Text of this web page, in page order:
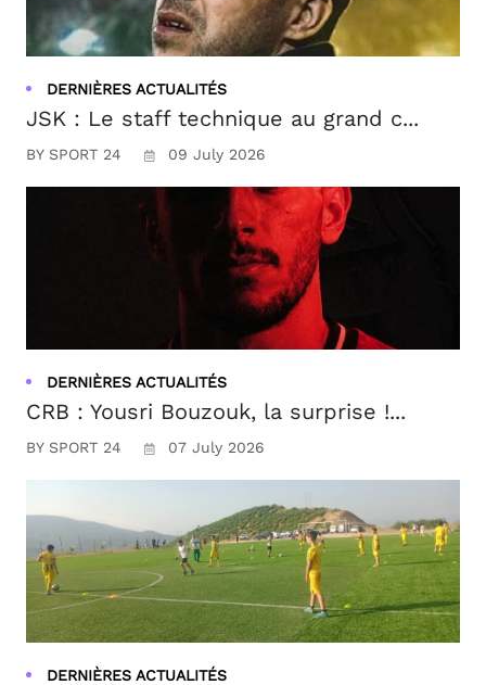
DERNIÈRES ACTUALITÉS
JSK : Le staff technique au grand c...
BY SPORT 24 09 July 2026
DERNIÈRES ACTUALITÉS
CRB : Yousri Bouzouk, la surprise !...
BY SPORT 24 07 July 2026
DERNIÈRES ACTUALITÉS